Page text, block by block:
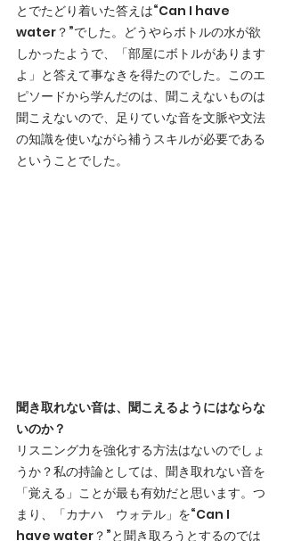
とでたどり着いた答えは“Can I have
water？”でした。どうやらボトルの水が欲
しかったようで、「部屋にボトルがあります
よ」と答えて事なきを得たのでした。このエ
ピソードから学んだのは、聞こえないものは
聞こえないので、足りていな音を文脈や文法
の知識を使いながら補うスキルが必要である
ということでした。
聞き取れない音は、聞こえるようにはならな
いのか？
リスニング力を強化する方法はないのでしょ
うか？私の持論としては、聞き取れない音を
「覚える」ことが最も有効だと思います。つ
まり、「カナハ　ウォテル」を“Can I
have water？”と聞き取ろうとするのでは